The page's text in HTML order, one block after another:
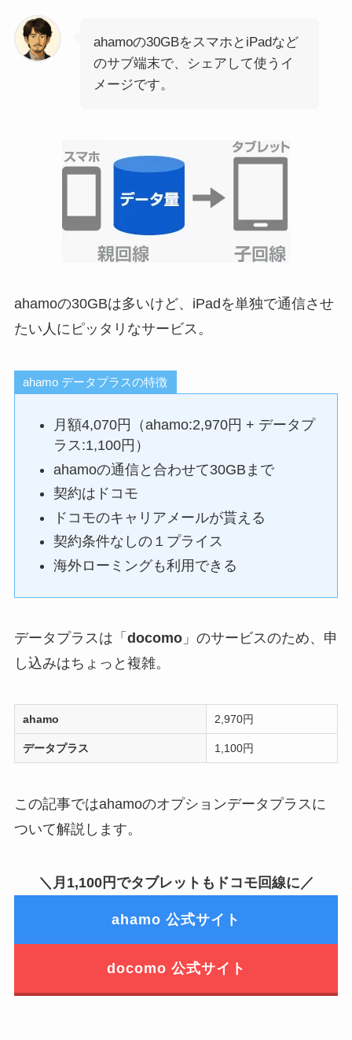
ahamoの30GBをスマホとiPadなど
のサブ端末で、シェアして使うイ
メージです。
ahamoの30GBは多いけど、iPadを単独で通信させ
たい人にピッタリなサービス。
ahamo データプラスの特徴
月額4,070円（ahamo:2,970円 + データプ
ラス:1,100円）
ahamoの通信と合わせて30GBまで
契約はドコモ
ドコモのキャリアメールが貰える
契約条件なしの１プライス
海外ローミングも利用できる
データプラスは「 docomo」のサービスのため、申
し込みはちょっと複雑。
ahamo 2,970円
データプラス 1,100円
この記事ではahamoのオプションデータプラスに
ついて解説します。
＼ 月1,100円でタブレットもドコモ回線に ／
ahamo 公式サイト
docomo 公式サイト